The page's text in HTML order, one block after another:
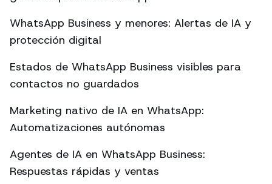
WhatsApp Business y menores: Alertas de IA y
protección digital
Estados de WhatsApp Business visibles para
contactos no guardados
Marketing nativo de IA en WhatsApp:
Automatizaciones autónomas
Agentes de IA en WhatsApp Business:
Respuestas rápidas y ventas